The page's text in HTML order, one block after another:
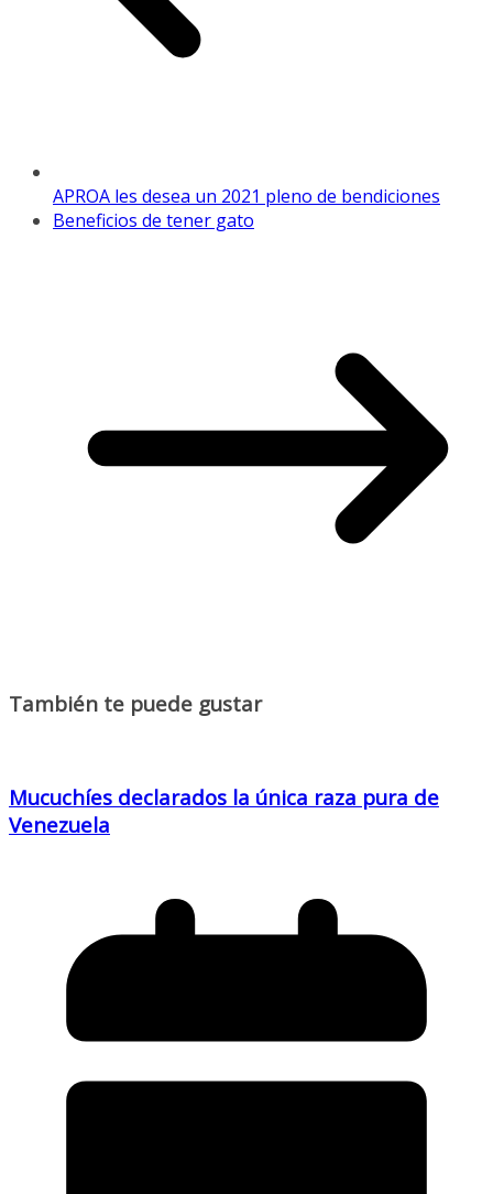
APROA les desea un 2021 pleno de bendiciones
Beneficios de tener gato
También te puede gustar
Mucuchíes declarados la única raza pura de
Venezuela